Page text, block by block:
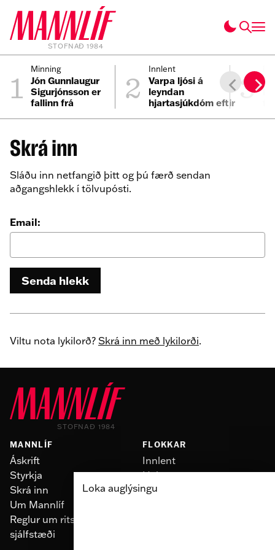
STOFNAÐ 1984
1 Minning
Jón Gunnlaugur
Sigurjónsson er
fallinn frá
2 Innlent
Varpa ljósi á
leyndan
hjartasjúkdóm eftir 3
Skrá inn
Sláðu inn netfangið þitt og þú færð sendan
aðgangshlekk í tölvupósti.
Email:
Senda hlekk
Viltu nota lykilorð? Skrá inn með lykilorði.
STOFNAÐ 1984
MANNLÍF
Áskrift
Styrkja
Skrá inn
Um Mannlíf
Reglur um ritstjórnarlegt
sjálfstæði
FLOKKAR
Innlent
Heimur
Slúður
Loka auglýsingu